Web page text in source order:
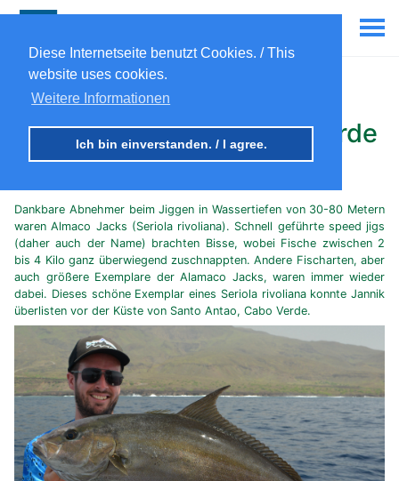
Diese Internetseite benutzt Cookies. / This
website uses cookies.
Weitere Informationen
Ich bin einverstanden. / I agree.
Almaco Jack (Seriola
rivoliana), jigging Cabo Verde
6th Oct 2023
Dankbare Abnehmer beim Jiggen in Wassertiefen von 30-80 Metern
waren Almaco Jacks (Seriola rivoliana). Schnell geführte speed jigs
(daher auch der Name) brachten Bisse, wobei Fische zwischen 2
bis 4 Kilo ganz überwiegend zuschnappten. Andere Fischarten, aber
auch größere Exemplare der Alamaco Jacks, waren immer wieder
dabei. Dieses schöne Exemplar eines Seriola rivoliana konnte Jannik
überlisten vor der Küste von Santo Antao, Cabo Verde.